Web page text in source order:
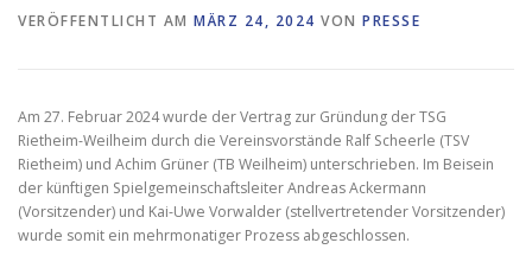
VERÖFFENTLICHT AM MÄRZ 24, 2024 VON PRESSE
Am 27. Februar 2024 wurde der Vertrag zur Gründung der TSG
Rietheim-Weilheim durch die Vereinsvorstände Ralf Scheerle (TSV
Rietheim) und Achim Grüner (TB Weilheim) unterschrieben. Im Beisein
der künftigen Spielgemeinschaftsleiter Andreas Ackermann
(Vorsitzender) und Kai-Uwe Vorwalder (stellvertretender Vorsitzender)
wurde somit ein mehrmonatiger Prozess abgeschlossen.